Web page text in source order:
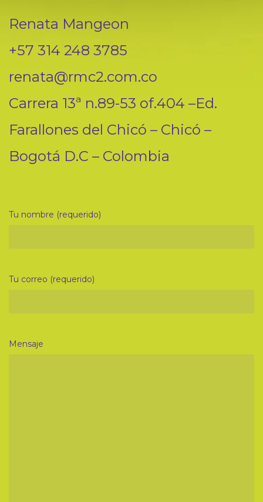
Renata Mangeon
+57 314 248 3785
renata@rmc2.com.co
Carrera 13ª n.89-53 of.404 –Ed.
Farallones del Chicó – Chicó –
Bogotá D.C – Colombia
Tu nombre (requerido)
Tu correo (requerido)
Mensaje